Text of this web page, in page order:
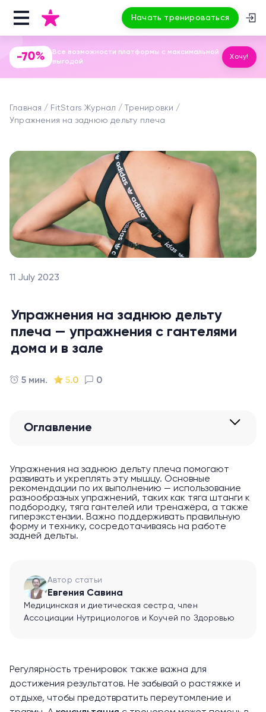
Начать тренироваться
-70%
Все возможности платформы с максимальной
выгодой
Хочу!
Главная FitStars Журнал
Тренировки
Упражнения на заднюю дельту плеча
11 July 2023
Упражнения на заднюю дельту
плеча — упражнения с гантелями
дома и в зале
5 мин. 5.0 0
Оглавление
Упражнения на заднюю дельту плеча помогают
развивать и укреплять эту мышцу. Основные
рекомендации по их выполнению — использование
разнообразных упражнений, таких как тяга штанги к
подбородку, тяга гантелей или тренажёра, а также
гиперэкстензии. Важно поддерживать правильную
форму и технику, сосредотачиваясь на работе
задней дельты.
Автор статьи
Евгения Савина
Медицинская и диетическая сестра, член
Ассоциации Нутрициологов и Коучей по Здоровью
Регулярность тренировок также важна для
достижения результатов. Не забывай о растяжке и
отдыхе, чтобы предотвратить переутомление и